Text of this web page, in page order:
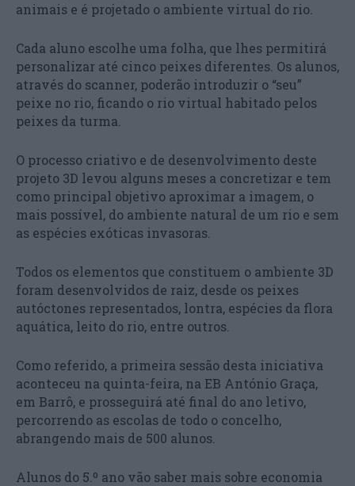
animais e é projetado o ambiente virtual do rio.
Cada aluno escolhe uma folha, que lhes permitirá
personalizar até cinco peixes diferentes. Os alunos,
através do scanner, poderão introduzir o “seu”
peixe no rio, ficando o rio virtual habitado pelos
peixes da turma.
O processo criativo e de desenvolvimento deste
projeto 3D levou alguns meses a concretizar e tem
como principal objetivo aproximar a imagem, o
mais possível, do ambiente natural de um rio e sem
as espécies exóticas invasoras.
Todos os elementos que constituem o ambiente 3D
foram desenvolvidos de raiz, desde os peixes
autóctones representados, lontra, espécies da flora
aquática, leito do rio, entre outros.
Como referido, a primeira sessão desta iniciativa
aconteceu na quinta-feira, na EB António Graça,
em Barrô, e prosseguirá até final do ano letivo,
percorrendo as escolas de todo o concelho,
abrangendo mais de 500 alunos.
Alunos do 5.º ano vão saber mais sobre economia